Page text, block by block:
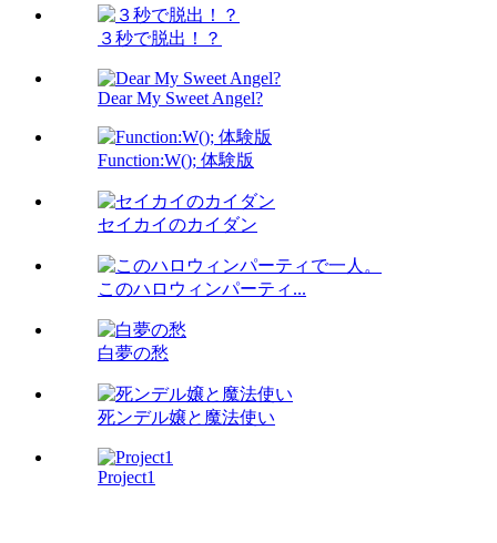
３秒で脱出！？
Dear My Sweet Angel?
Function:W(); 体験版
セイカイのカイダン
このハロウィンパーティ...
白夢の愁
死ンデル嬢と魔法使い
Project1